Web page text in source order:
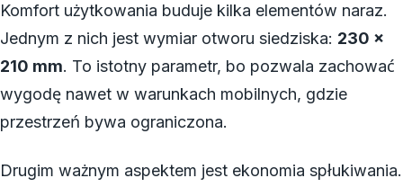
Komfort użytkowania buduje kilka elementów naraz.
Jednym z nich jest wymiar otworu siedziska: 230 x
210 mm. To istotny parametr, bo pozwala zachować
wygodę nawet w warunkach mobilnych, gdzie
przestrzeń bywa ograniczona.
Drugim ważnym aspektem jest ekonomia spłukiwania.